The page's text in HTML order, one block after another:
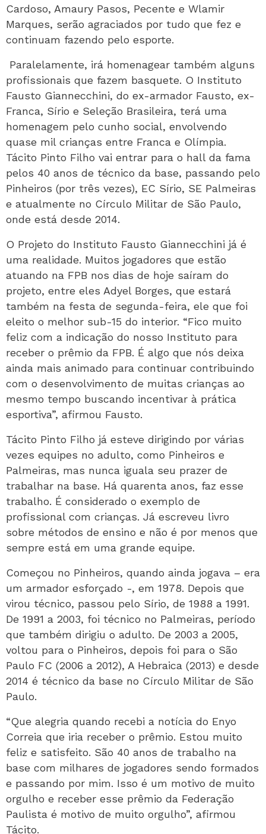
Cardoso, Amaury Pasos, Pecente e Wlamir
Marques, serão agraciados por tudo que fez e
continuam fazendo pelo esporte.
Paralelamente, irá homenagear também alguns
profissionais que fazem basquete. O Instituto
Fausto Giannecchini, do ex-armador Fausto, ex-
Franca, Sírio e Seleção Brasileira, terá uma
homenagem pelo cunho social, envolvendo
quase mil crianças entre Franca e Olímpia.
Tácito Pinto Filho vai entrar para o hall da fama
pelos 40 anos de técnico da base, passando pelo
Pinheiros (por três vezes), EC Sírio, SE Palmeiras
e atualmente no Círculo Militar de São Paulo,
onde está desde 2014.
O Projeto do Instituto Fausto Giannecchini já é
uma realidade. Muitos jogadores que estão
atuando na FPB nos dias de hoje saíram do
projeto, entre eles Adyel Borges, que estará
também na festa de segunda-feira, ele que foi
eleito o melhor sub-15 do interior. “Fico muito
feliz com a indicação do nosso Instituto para
receber o prêmio da FPB. É algo que nós deixa
ainda mais animado para continuar contribuindo
com o desenvolvimento de muitas crianças ao
mesmo tempo buscando incentivar à prática
esportiva”, afirmou Fausto.
Tácito Pinto Filho já esteve dirigindo por várias
vezes equipes no adulto, como Pinheiros e
Palmeiras, mas nunca iguala seu prazer de
trabalhar na base. Há quarenta anos, faz esse
trabalho. É considerado o exemplo de
profissional com crianças. Já escreveu livro
sobre métodos de ensino e não é por menos que
sempre está em uma grande equipe.
Começou no Pinheiros, quando ainda jogava – era
um armador esforçado -, em 1978. Depois que
virou técnico, passou pelo Sírio, de 1988 a 1991.
De 1991 a 2003, foi técnico no Palmeiras, período
que também dirigiu o adulto. De 2003 a 2005,
voltou para o Pinheiros, depois foi para o São
Paulo FC (2006 a 2012), A Hebraica (2013) e desde
2014 é técnico da base no Círculo Militar de São
Paulo.
“Que alegria quando recebi a notícia do Enyo
Correia que iria receber o prêmio. Estou muito
feliz e satisfeito. São 40 anos de trabalho na
base com milhares de jogadores sendo formados
e passando por mim. Isso é um motivo de muito
orgulho e receber esse prêmio da Federação
Paulista é motivo de muito orgulho”, afirmou
Tácito.